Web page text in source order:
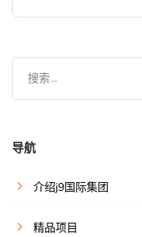
搜索...
导航
介绍j9国际集团
精品项目